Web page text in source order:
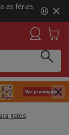
as férias
gatos